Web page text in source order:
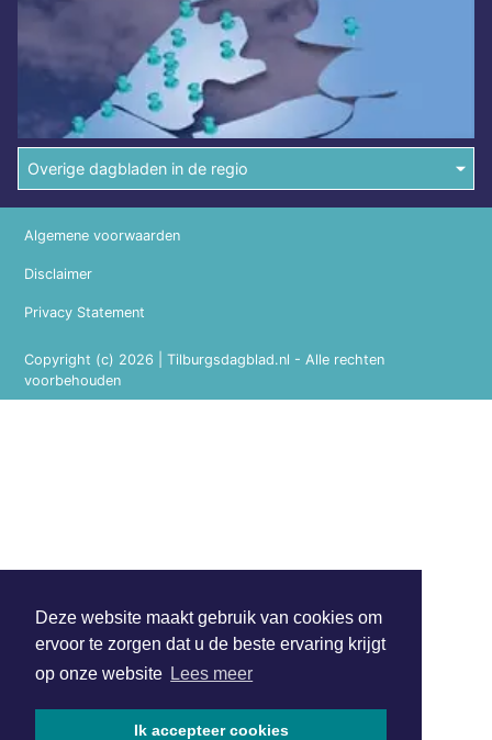
Deze website maakt gebruik van cookies om
ervoor te zorgen dat u de beste ervaring krijgt
op onze website Lees meer
Ik accepteer cookies
Overige dagbladen in de regio
Copyright (c) 2026 | Tilburgsdagblad.nl - Alle rechten
voorbehouden
Algemene voorwaarden
Disclaimer
Privacy Statement